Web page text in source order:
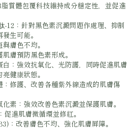
質體包覆科技維持成分穩定性，並促進
-12：針對黑色素沉澱問題作處理、抑制
生可能。
膚色不均。
膚預防黑色素形成。
：強效抗氧化、光防護，同時促進肌膚
健康狀態。
：修護、改善各種紫外線造成的肌膚傷
素：強效改善色素沉澱並保護肌膚。
促進肌膚微循環並修紅。
：改善膚色不均、強化肌膚屏障。